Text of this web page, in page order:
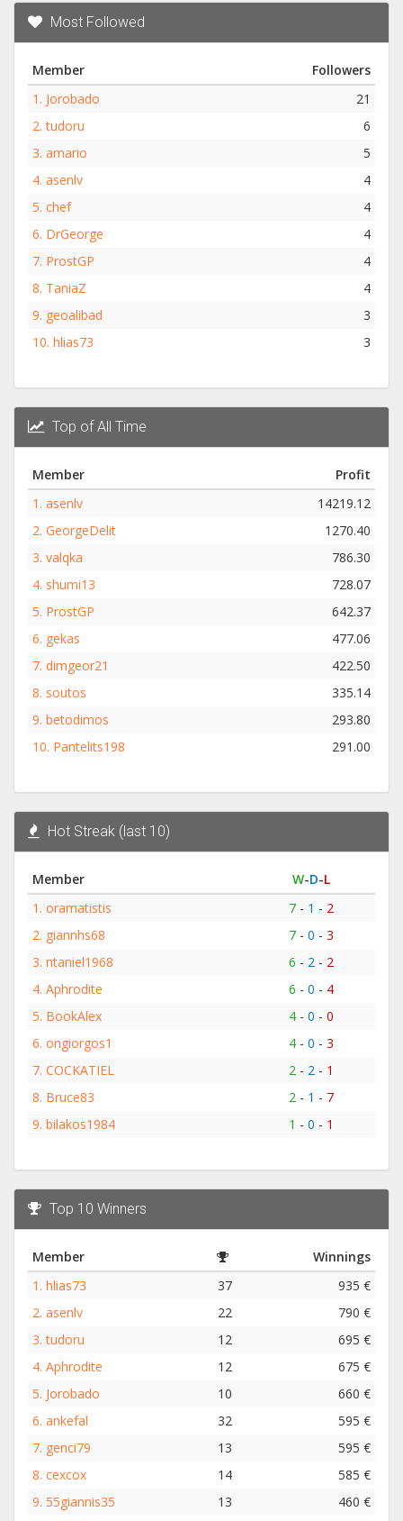
Most Followed
Member
Followers
1. Jorobado
21
2.tudoru
6
3. amario
5
4. asenlv
4
5. chef
4
6. DrGeorge
4
7. ProstGP
4
8. TaniaZ
4
9. geoalibad
3
10. hlias73 3
Top of All Time
Member
Profit
1. asenlv
14219.12
2. GeorgeDelit
1270.40
3. valqka
786.30
4. shumi13
728.07
5. ProstGP
642.37
6. gekas
477.06
7. dimgeor21
422.50
8. soutos
335.14
9. betodimos
293.80
10. Pantelits198 291.00
Hot Streak (last 10)
Member W-D-L
1. oramatistis 7- 1 - 2
2. giannhs68 7- 0 - 3
3. ntaniel1968 6 - 2 - 2
4. Aphrodite 6 - 0 - 4
5. BookAlex 4- 0 - 0
6. ongiorgos1 4- 0 - 3
7. COCKATIEL 2 - 2 - 1
8. Bruce83 2 - 1 - 7
9. bilakos1984 1 - 0 - 1
Top 10 Winners
Member
Winnings
1. hlias73 37
935 €
2. asenlv 22
790 €
3.tudoru 12
695 €
4. Aphrodite 12
675 €
5. Jorobado 10
660 €
6. ankefal 32
595 €
7. genci79 13
595 €
8. cexcox 14
585 €
9. 55giannis35 13
460 €